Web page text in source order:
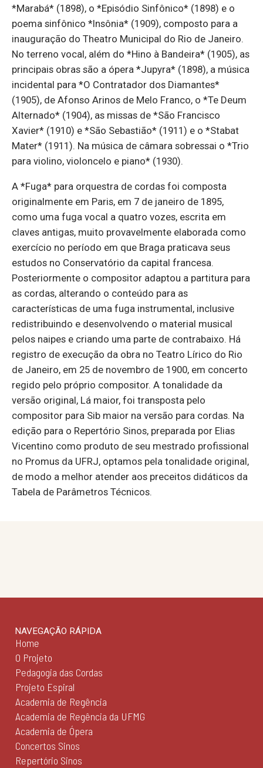
*Marabá* (1898), o *Episódio Sinfônico* (1898) e o
poema sinfônico *Insônia* (1909), composto para a
inauguração do Theatro Municipal do Rio de Janeiro.
No terreno vocal, além do *Hino à Bandeira* (1905), as
principais obras são a ópera *Jupyra* (1898), a música
incidental para *O Contratador dos Diamantes*
(1905), de Afonso Arinos de Melo Franco, o *Te Deum
Alternado* (1904), as missas de *São Francisco
Xavier* (1910) e *São Sebastião* (1911) e o *Stabat
Mater* (1911). Na música de câmara sobressai o *Trio
para violino, violoncelo e piano* (1930).
A *Fuga* para orquestra de cordas foi composta
originalmente em Paris, em 7 de janeiro de 1895,
como uma fuga vocal a quatro vozes, escrita em
claves antigas, muito provavelmente elaborada como
exercício no período em que Braga praticava seus
estudos no Conservatório da capital francesa.
Posteriormente o compositor adaptou a partitura para
as cordas, alterando o conteúdo para as
características de uma fuga instrumental, inclusive
redistribuindo e desenvolvendo o material musical
pelos naipes e criando uma parte de contrabaixo. Há
registro de execução da obra no Teatro Lírico do Rio
de Janeiro, em 25 de novembro de 1900, em concerto
regido pelo próprio compositor. A tonalidade da
versão original, Lá maior, foi transposta pelo
compositor para Sib maior na versão para cordas. Na
edição para o Repertório Sinos, preparada por Elias
Vicentino como produto de seu mestrado profissional
no Promus da UFRJ, optamos pela tonalidade original,
de modo a melhor atender aos preceitos didáticos da
Tabela de Parâmetros Técnicos.
NAVEGAÇÃO RÁPIDA
Home
O Projeto
Pedagogia das Cordas
Projeto Espiral
Academia de Regência
Academia de Regência da UFMG
Academia de Ópera
Concertos Sinos
Repertório Sinos